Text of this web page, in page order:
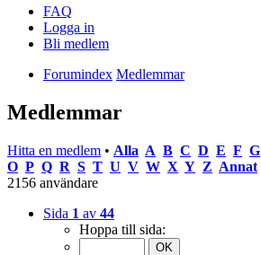
FAQ
Logga in
Bli medlem
Forumindex Medlemmar
Medlemmar
Hitta en medlem • Alla A B C D E F G
O P Q R S T U V W X Y Z Annat
2156 användare
Sida 1 av 44
Hoppa till sida: